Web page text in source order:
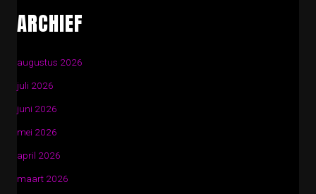
ARCHIEF
augustus 2026
juli 2026
juni 2026
mei 2026
april 2026
maart 2026